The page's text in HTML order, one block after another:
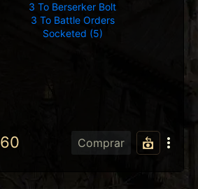
3 To Berserker Bolt
3 To Battle Orders
Socketed (5)
60 Comprar